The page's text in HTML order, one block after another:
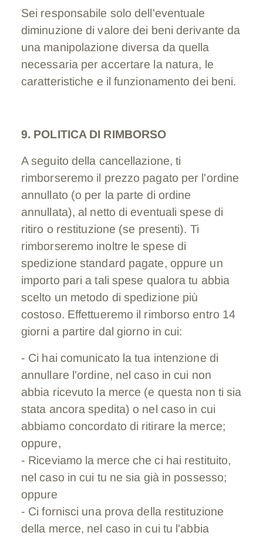
Sei responsabile solo dell'eventuale
diminuzione di valore dei beni derivante da
una manipolazione diversa da quella
necessaria per accertare la natura, le
caratteristiche e il funzionamento dei beni.
9. POLITICA DI RIMBORSO
A seguito della cancellazione, ti
rimborseremo il prezzo pagato per l'ordine
annullato (o per la parte di ordine
annullata), al netto di eventuali spese di
ritiro o restituzione (se presenti). Ti
rimborseremo inoltre le spese di
spedizione standard pagate, oppure un
importo pari a tali spese qualora tu abbia
scelto un metodo di spedizione più
costoso. Effettueremo il rimborso entro 14
giorni a partire dal giorno in cui:
- Ci hai comunicato la tua intenzione di
annullare l'ordine, nel caso in cui non
abbia ricevuto la merce (e questa non ti sia
stata ancora spedita) o nel caso in cui
abbiamo concordato di ritirare la merce;
oppure,
- Riceviamo la merce che ci hai restituito,
nel caso in cui tu ne sia già in possesso;
oppure
- Ci fornisci una prova della restituzione
della merce, nel caso in cui tu l'abbia